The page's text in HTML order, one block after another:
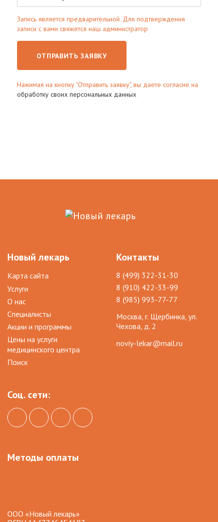
Запись является предварительной. Для подтверждения
записи с вами свяжется наш администратор
ОТПРАВИТЬ ЗАЯВКУ
Нажимая на кнопку "Отправить заявку", вы даете согласие на
обработку своих персональных данных
Новый лекарь
Карта сайта
Услуги
О нас
Специалисты
Акции и программы
Цены на услуги
медицинского центра
Поиск
Контакты
8 (499) 322-31-30
8 (910) 422-33-99
8 (985) 993-77-77
Москва, г. Щербинка, ул.
Чехова, д. 2
noviy-lekar@mail.ru
Соц. сети:
Методы оплаты
ООО «Новый лекарь»